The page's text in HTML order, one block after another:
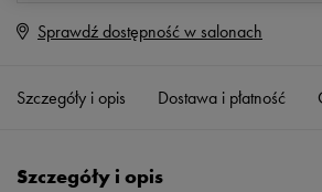
S Powiadom o dostępności
M Powiadom o dostępności
Sprawdź dostępność w salonach
Szczegóły i opis Dostawa i płatność
Szczegóły i opis